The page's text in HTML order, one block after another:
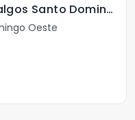
Casa en Venta en Los Hidalgos Santo Domingo Oeste
Oeste